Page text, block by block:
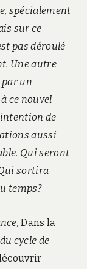
spécialement
sur ce
pas déroulé
Une autre
par un
ce nouvel
de
aussi
Qui seront
sortira
temps?
Dans la
cycle de